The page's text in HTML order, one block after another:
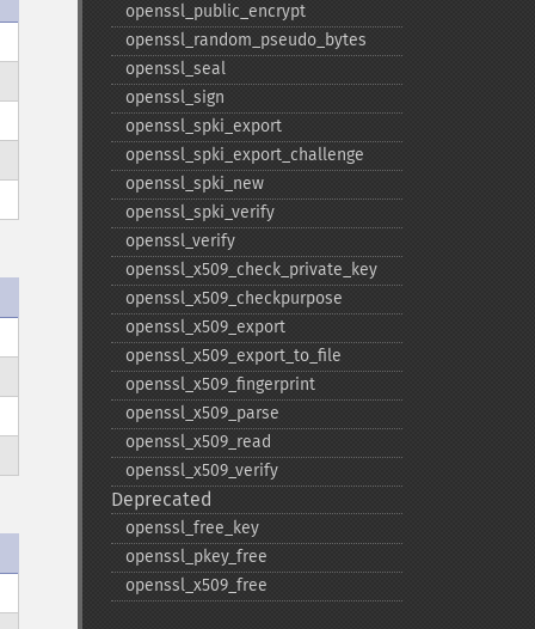
openssl_​public_​encrypt
openssl_​random_​pseudo_​bytes
openssl_​seal
openssl_​sign
openssl_​spki_​export
openssl_​spki_​export_​challenge
openssl_​spki_​new
openssl_​spki_​verify
openssl_​verify
openssl_​x509_​check_​private_​key
openssl_​x509_​checkpurpose
openssl_​x509_​export
openssl_​x509_​export_​to_​file
openssl_​x509_​fingerprint
openssl_​x509_​parse
openssl_​x509_​read
openssl_​x509_​verify
Deprecated
openssl_​free_​key
openssl_​pkey_​free
openssl_​x509_​free